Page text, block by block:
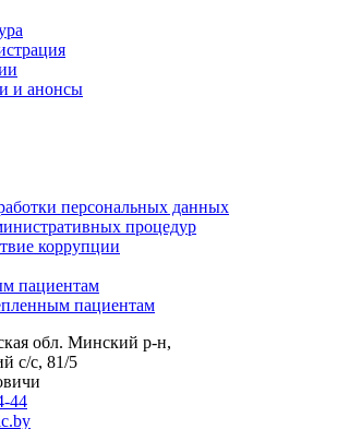
и анонсы
персональных данных
процедур
коррупции
пациентам
пациентам
обл. Минский р-н,
с/с, 81/5
44